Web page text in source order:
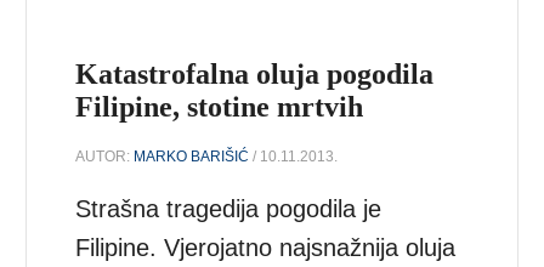
Katastrofalna oluja pogodila
Filipine, stotine mrtvih
AUTOR: MARKO BARIŠIĆ / 10.11.2013.
Strašna tragedija pogodila je
Filipine. Vjerojatno najsnažnija oluja